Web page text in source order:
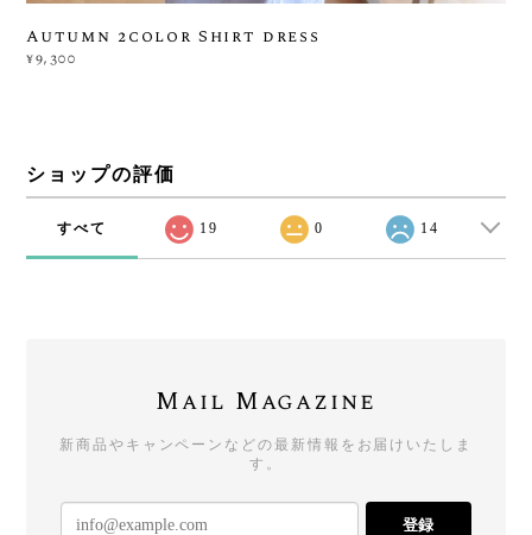
Autumn 2color Shirt dress
¥9,300
ショップの評価
すべて 19 0 14
Mail Magazine
新商品やキャンペーンなどの最新情報をお届けいたしま
す。
登録